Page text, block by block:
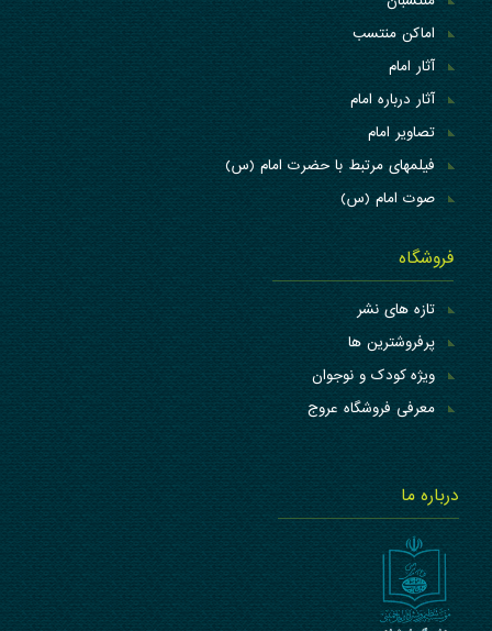
اماکن منتسب
آثار امام
آثار درباره امام
تصاویر امام
فیلمهای مرتبط با حضرت امام (س)
صوت امام (س)
فروشگاه
تازه های نشر
پرفروشترین ها
ویژه کودک و نوجوان
معرفی فروشگاه عروج
درباره ما